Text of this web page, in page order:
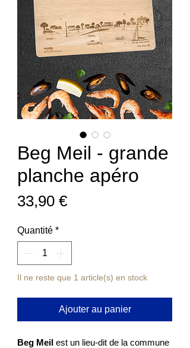
Beg Meil - grande
planche apéro
33,90 €Prix
Quantité *
Il ne reste que 1 article(s) en stock
Ajouter au panier
Beg Meil est un lieu-dit de la commune